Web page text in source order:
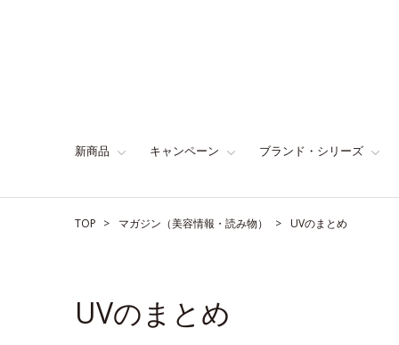
新商品 キャンペーン ブランド・シリーズ
TOP マガジン（美容情報・読み物） UVのまとめ
UVのまとめ